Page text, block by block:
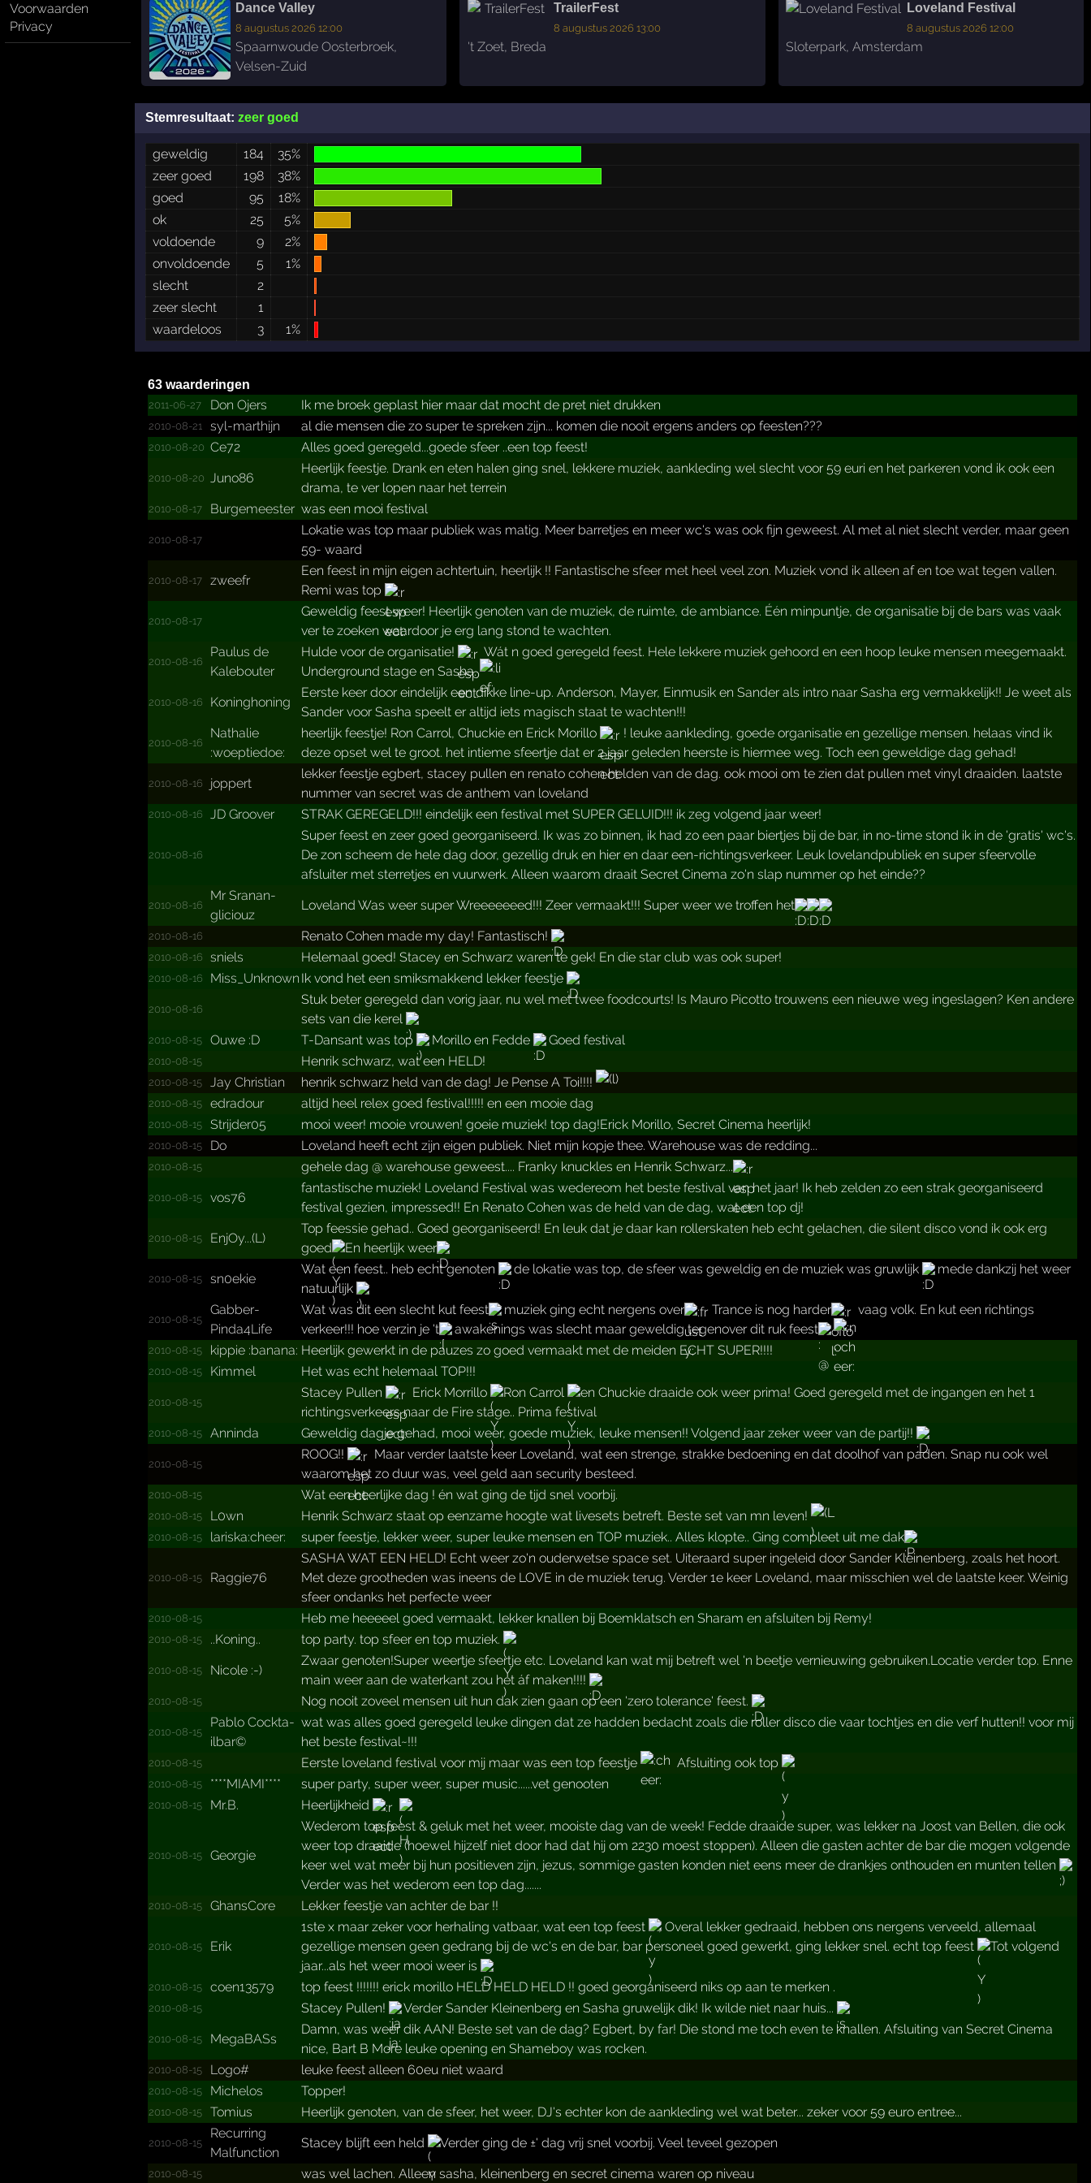
Voorwaarden
Privacy
Dance Valley
8 augustus 2026 12:00
Spaarnwoude Oosterbroek,
Velsen-Zuid
TrailerFest
8 augustus 2026 13:00
't Zoet, Breda
Loveland Festival
8 augustus 2026 12:00
Sloterpark,Amsterdam
Stemresultaat: zeer goed
geweldig 184
35%
zeer goed
198
38%
goed
95
18%
ok
25
5%
voldoende
9
2%
onvoldoende
5
1%
slecht
2
zeer slecht
1
waardeloos
3 1%
63 waarderingen
2011-06-27 Don Ojers Ik me broek geplast hier maar dat mocht de pret niet drukken
2010-08-21 syl-marthijn al die mensen die zo super te spreken zijn... komen die nooit ergens anders op feesten???
2010-08-20 Ce72 Alles goed geregeld...goede sfeer ..een top feest!
2010-08-20 Juno86
Heerlijk feestje. Drank en eten halen ging snel, lekkere muziek, aankleding wel slecht voor 59 euri en het parkeren vond ik ook een
drama, te ver lopen naar het terrein
2010-08-17 Burgemeester was een mooi festival
2010-08-17
Lokatie was top maar publiek was matig. Meer barretjes en meer wc's was ook fijn geweest. Al met al niet slecht verder, maar geen
59- waard
2010-08-17 zweefr
Een feest in mijn eigen achtertuin, heerlijk !! Fantastische sfeer met heel veel zon. Muziek vond ik alleen af en toe wat tegen vallen.
Remi was top
2010-08-17
Geweldig feest weer! Heerlijk genoten van de muziek, de ruimte, de ambiance. Één minpuntje, de organisatie bij de bars was vaak
ver te zoeken waardoor je erg lang stond te wachten.
2010-08-16
Paulus de
Kalebouter
Hulde voor de organisatie!
Wát n goed geregeld feest. Hele lekkere muziek gehoord en een hoop leuke mensen meegemaakt.
Underground stage en Sasha.
2010-08-16 Koninghoning
Eerste keer door eindelijk een dikke line-up. Anderson, Mayer, Einmusik en Sander als intro naar Sasha erg vermakkelijk!! Je weet als
Sander voor Sasha speelt er altijd iets magisch staat te wachten!!!
2010-08-16
Nathalie
:woept­iedoe:
heerlijk feestje! Ron Carrol, Chuckie en Erick Morillo
! leuke aankleding, goede organisatie en gezellige mensen. helaas vind ik
deze opset wel te groot. het intieme sfeertje dat er 2 jaar geleden heerste is hiermee weg. Toch een geweldige dag gehad!
2010-08-16 joppert
lekker feestje egbert, stacey pullen en renato cohen helden van de dag. ook mooi om te zien dat pullen met vinyl draaiden. laatste
nummer van secret was de anthem van loveland
2010-08-16 JD Groover STRAK GEREGELD!!! eindelijk een festival met SUPER GELUID!!! ik zeg volgend jaar weer!
2010-08-16
Super feest en zeer goed georganiseerd. Ik was zo binnen, ik had zo een paar biertjes bij de bar, in no-time stond ik in de 'gratis' wc's.
De zon scheem de hele dag door, gezellig druk en hier en daar een-richtingsverkeer. Leuk lovelandpubliek en super sfeervolle
afsluiter met sterretjes en vuurwerk. Alleen waarom draait Secret Cinema zo'n slap nummer op het einde??
2010-08-16
Mr Sranan­
glicio­uz
Loveland Was weer super Wreeeeeeed!!! Zeer vermaakt!!! Super weer we troffen het
2010-08-16 Renato Cohen made my day! Fantastisch!
2010-08-16 sniels Helemaal goed! Stacey en Schwarz waren te gek! En die star club was ook super!
2010-08-16 Miss_Unknown Ik vond het een smiksmakkend lekker feestje
2010-08-16
Stuk beter geregeld dan vorig jaar, nu wel met twee foodcourts! Is Mauro Picotto trouwens een nieuwe weg ingeslagen? Ken andere
sets van die kerel
2010-08-15 Ouwe :D T-Dansant was top Morillo en Fedde Goed festival
2010-08-15 Henrik schwarz, wat een HELD!
2010-08-15 Jay Christian henrik schwarz held van de dag! Je Pense A Toi!!!!
2010-08-15 edradour altijd heel relex goed festival!!!!! en een mooie dag
2010-08-15 Strijder05 mooi weer! mooie vrouwen! goeie muziek! top dag!Erick Morillo, Secret Cinema heerlijk!
2010-08-15 Do Loveland heeft echt zijn eigen publiek. Niet mijn kopje thee. Warehouse was de redding...
2010-08-15 gehele dag @ warehouse geweest.... Franky knuckles en Henrik Schwarz...
2010-08-15 vos76
fantastische muziek! Loveland Festival was wedereom het beste festival van het jaar! Ik heb zelden zo een strak georganiseerd
festival gezien, impressed!! En Renato Cohen was de held van de dag, wat een top dj!
2010-08-15 EnjOy...(L)
Top feessie gehad.. Goed georganiseerd! En leuk dat je daar kan rollerskaten heb echt gelachen, die silent disco vond ik ook erg
goed
En heerlijk weer
2010-08-15 sn0ekie
Wat een feest.. heb echt genoten de lokatie was top, de sfeer was geweldig en de muziek was gruwlijk
mede dankzij het weer
natuurlijk
2010-08-15
Gabber­
Pinda4­Life
Wat was dit een slecht kut feest muziek ging echt nergens over Trance is nog harder
vaag volk. En kut een richtings
verkeer!!! hoe verzin je 't
awakenings was slecht maar geweldig tegenover dit ruk feest
2010-08-15 kippie :banana: Heerlijk gewerkt in de pauzes zo goed vermaakt met de meiden ECHT SUPER!!!!
2010-08-15 Kimmel Het was echt helemaal TOP!!!
2010-08-15
Stacey Pullen Erick Morrillo Ron Carrol
en Chuckie draaide ook weer prima! Goed geregeld met de ingangen en het 1
richtingsverkeers naar de Fire stage.. Prima festival
2010-08-15 Anninda Geweldig dagje gehad, mooi weer, goede muziek, leuke mensen!! Volgend jaar zeker weer van de partij!!
2010-08-15
ROOG!!
Maar verder laatste keer Loveland, wat een strenge, strakke bedoening en dat doolhof van paden. Snap nu ook wel
waarom het zo duur was, veel geld aan security besteed.
2010-08-15 Wat een heerlijke dag ! én wat ging de tijd snel voorbij.
2010-08-15 L0wn Henrik Schwarz staat op eenzame hoogte wat livesets betreft. Beste set van mn leven!
2010-08-15 larisk­a:chee­r: super feestje, lekker weer, super leuke mensen en TOP muziek.. Alles klopte.. Ging compleet uit me dak
2010-08-15 Raggie76
SASHA WAT EEN HELD! Echt weer zo'n ouderwetse space set. Uiteraard super ingeleid door Sander Kleinenberg, zoals het hoort.
Met deze grootheden was ineens de LOVE in de muziek terug. Verder 1e keer Loveland, maar misschien wel de laatste keer. Weinig
sfeer ondanks het perfecte weer
2010-08-15 Heb me heeeeel goed vermaakt, lekker knallen bij Boemklatsch en Sharam en afsluiten bij Remy!
2010-08-15 ..Koning.. top party. top sfeer en top muziek.
2010-08-15 Nicole :-)
Zwaar genoten!Super weertje sfeertje etc. Loveland kan wat mij betreft wel 'n beetje vernieuwing gebruiken.Locatie verder top. Enne
main weer aan de waterkant zou het áf maken!!!!
2010-08-15 Nog nooit zoveel mensen uit hun dak zien gaan op een 'zero tolerance' feest.
2010-08-15
Pablo Cockta­
ilbar©
wat was alles goed geregeld leuke dingen dat ze hadden bedacht zoals die roller disco die vaar tochtjes en die verf hutten!! voor mij
het beste festival~!!!
2010-08-15 Eerste loveland festival voor mij maar was een top feestje Afsluiting ook top
2010-08-15 ****­MIAMI****­ super party, super weer, super music......vet genooten
2010-08-15 Mr.B. Heerlijkheid
2010-08-15 Georgie
Wederom top feest & geluk met het weer, mooiste dag van de week! Fedde draaide super, was lekker na Joost van Bellen, die ook
weer top draaide (hoewel hijzelf niet door had dat hij om 2230 moest stoppen). Alleen die gasten achter de bar die mogen volgende
keer wel wat meer bij hun positieven zijn, jezus, sommige gasten konden niet eens meer de drankjes onthouden en munten tellen
Verder was het wederom een top dag.......
2010-08-15 GhansCore Lekker feestje van achter de bar !!
2010-08-15 Erik
1ste x maar zeker voor herhaling vatbaar, wat een top feest
, Overal lekker gedraaid, hebben ons nergens verveeld, allemaal
gezellige mensen geen gedrang bij de wc's en de bar, bar personeel goed gewerkt, ging lekker snel. echt top feest
Tot volgend
jaar...als het weer mooi weer is
2010-08-15 coen13579 top feest !!!!!!! erick morillo HELD HELD HELD !! goed georganiseerd niks op aan te merken .
2010-08-15 Stacey Pullen! Verder Sander Kleinenberg en Sasha gruwelijk dik! Ik wilde niet naar huis...
2010-08-15 MegaBASs
Damn, was weer dik AAN! Beste set van de dag? Egbert, by far! Die stond me toch even te knallen. Afsluiting van Secret Cinema
nice, Bart B More leuke opening en Shameboy was rocken.
2010-08-15 Logo# leuke feest alleen 60eu niet waard
2010-08-15 Michelos Topper!
2010-08-15 Tomius Heerlijk genoten, van de sfeer, het weer, DJ's echter kon de aankleding wel wat beter... zeker voor 59 euro entree...
2010-08-15
Recurring
Malfunction
Stacey blijft een held Verder ging de ±' dag vrij snel voorbij. Veel teveel gezopen
2010-08-15 was wel lachen. Alleen sasha, kleinenberg en secret cinema waren op niveau